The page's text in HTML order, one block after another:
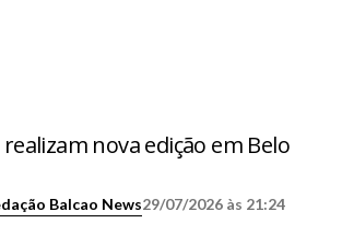
nova edição em Belo
Balcao News29/07/2026 às 21:24